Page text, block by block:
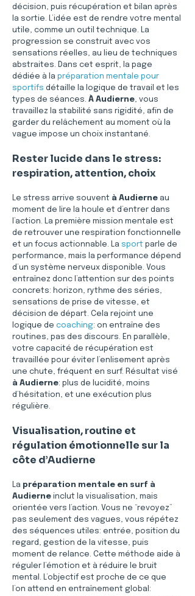
décision, puis récupération et bilan après
la sortie. L’idée est de rendre votre mental
utile, comme un outil technique. La
progression se construit avec vos
sensations réelles, au lieu de techniques
abstraites. Dans cet esprit, la page
dédiée à la préparation mentale pour
sportifs détaille la logique de travail et les
types de séances. À Audierne, vous
travaillez la stabilité sans rigidité, afin de
garder du relâchement au moment où la
vague impose un choix instantané.
Rester lucide dans le stress:
respiration, attention, choix
Le stress arrive souvent à Audierne au
moment de lire la houle et d’entrer dans
l’action. La première mission mentale est
de retrouver une respiration fonctionnelle
et un focus actionnable. La sport parle de
performance, mais la performance dépend
d’un système nerveux disponible. Vous
entraînez donc l’attention sur des points
concrets: horizon, rythme des séries,
sensations de prise de vitesse, et
décision de départ. Cela rejoint une
logique de coaching: on entraîne des
routines, pas des discours. En parallèle,
votre capacité de récupération est
travaillée pour éviter l’enlisement après
une chute, fréquent en surf. Résultat visé
à Audierne: plus de lucidité, moins
d’hésitation, et une exécution plus
régulière.
Visualisation, routine et
régulation émotionnelle sur la
côte d’Audierne
La préparation mentale en surf à
Audierne inclut la visualisation, mais
orientée vers l’action. Vous ne “revoyez”
pas seulement des vagues, vous répétez
des séquences utiles: entrée, position du
regard, gestion de la vitesse, puis
moment de relance. Cette méthode aide à
réguler l’émotion et à réduire le bruit
mental. L’objectif est proche de ce que
l’on attend en entraînement global: